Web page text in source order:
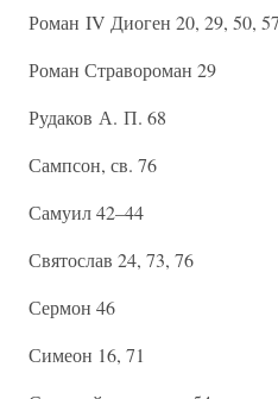
Роман IV Диоген 20, 29, 50,
Роман Стравороман 29
Рудаков А. П. 68
Сампсон, св. 76
Самуил 42–44
Святослав 24, 73, 76
Сермон 46
Симеон 16, 71